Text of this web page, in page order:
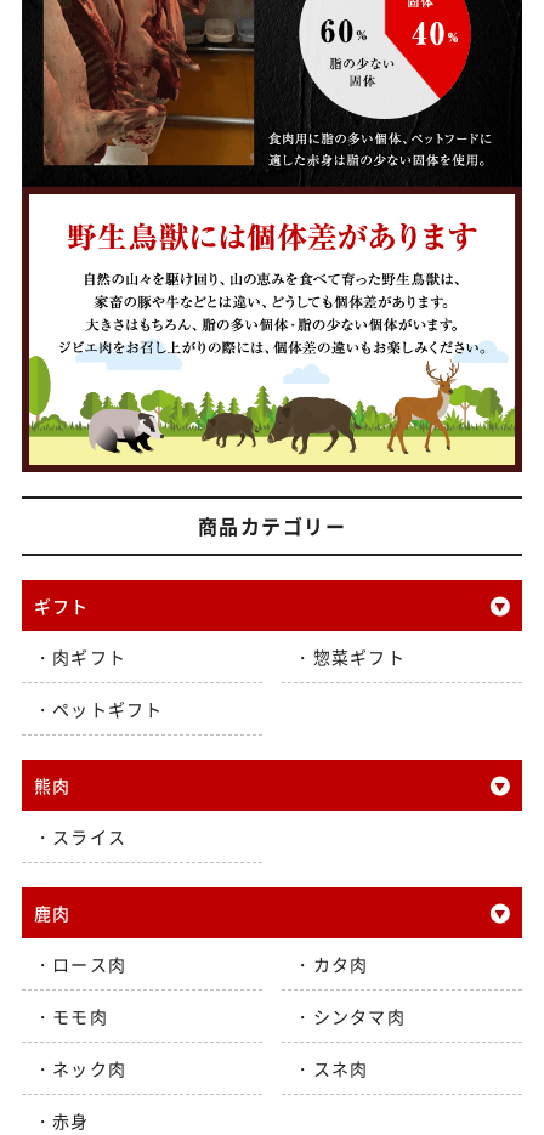
商品カテゴリー
ギフト
肉ギフト 惣菜ギフト
ペットギフト
熊肉
スライス
鹿肉
ロース肉 カタ肉
モモ肉 シンタマ肉
ネック肉 スネ肉
赤身